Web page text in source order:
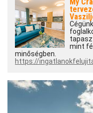
mint
minőségben.
https://